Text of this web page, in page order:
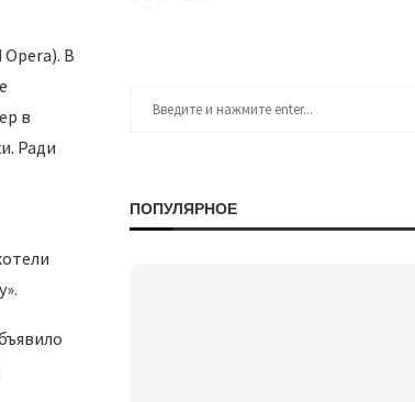
В
в
Ради
ПОПУЛЯРНОЕ